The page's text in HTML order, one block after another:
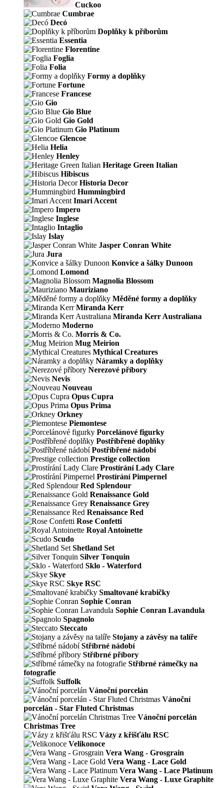
Cuckoo
Cumbrae
Decó
Doplňky k příborům
Essentia
Florentine
Foglia
Folia
Formy a doplňky
Fortune
Francese
Gio
Gio Blue
Gio Gold
Gio Platinum
Glencoe
Helia
Henley
Heritage Green Italian
Hibiscus
Historia Decor
Hummingbird
Imari Accent
Impero
Inglese
Intaglio
Islay
Jasper Conran White
Jura
Konvice a šálky Dunoon
Lomond
Magnolia Blossom
Mauriziano
Měděné formy a doplňky
Miranda Kerr
Miranda Kerr Australiana
Moderno
Morris & Co.
Mug Meirion
Mythical Creatures
Náramky a doplňky
Nerezové příbory
Nevis
Nouveau
Opus Cupra
Opus Prima
Orkney
Piemontese
Porcelánové figurky
Postříbřené doplňky
Postříbřené nádobí
Prestige collection
Prostírání Lady Clare
Prostírání Pimpernel
Red Splendour
Renaissance Gold
Renaissance Grey
Renaissance Red
Rose Confetti
Royal Antoinette
Scudo
Shetland Set
Silver Tonquin
Sklo - Waterford
Skye
Skye RSC
Smaltované krabičky
Sophie Conran
Sophie Conran Lavandula
Spagnolo
Steccato
Stojany a závěsy na talíře
Stříbrné nádobí
Stříbrné příbory
Stříbrné rámečky na
fotografie
Suffolk
Vánoční porcelán
Vánoční
porcelán - Star Fluted Christmas
Vánoční porcelán
Christmas Tree
Vázy z křišťálu RSC
Velikonoce
Vera Wang - Grosgrain
Vera Wang - Lace Gold
Vera Wang - Lace Platinum
Vera Wang - Luxe Graphite